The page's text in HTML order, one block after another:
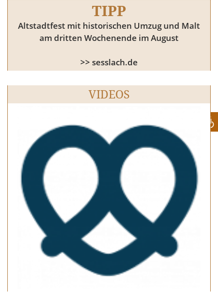
TIPP
Altstadtfest mit historischen Umzug und Malt
am dritten Wochenende im August
>> sesslach.de
VIDEOS